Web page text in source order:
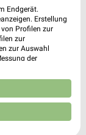
Endgerät.
Erstellung
Profilen zur
zur
zur Auswahl
der
Entwicklung und
zur Auswahl
und in die